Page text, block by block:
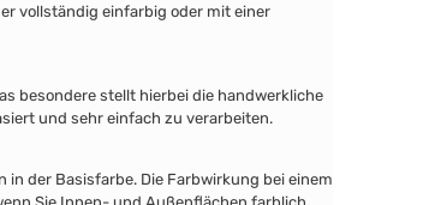
vollständig einfarbig oder mit einer
besondere stellt hierbei die handwerkliche
und sehr einfach zu verarbeiten.
der Basisfarbe. Die Farbwirkung bei einem